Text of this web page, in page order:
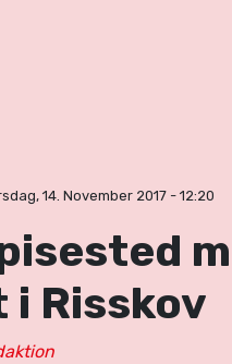
14. November 2017 - 12:20
i Risskov